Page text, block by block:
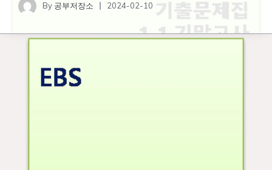
By 공부저장소 2024-02-10